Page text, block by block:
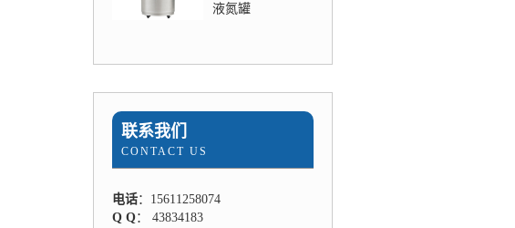
液氮罐
联系我们
CONTACT US
电话：15611258074
Q Q： 43834183